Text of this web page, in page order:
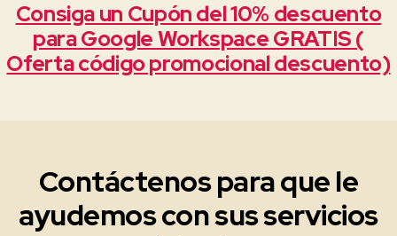
Consiga un Cupón del 10% descuento
para Google Workspace GRATIS (
Oferta código promocional descuento)
Contáctenos para que le
ayudemos con sus servicios